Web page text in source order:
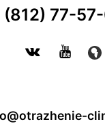
(812) 77-